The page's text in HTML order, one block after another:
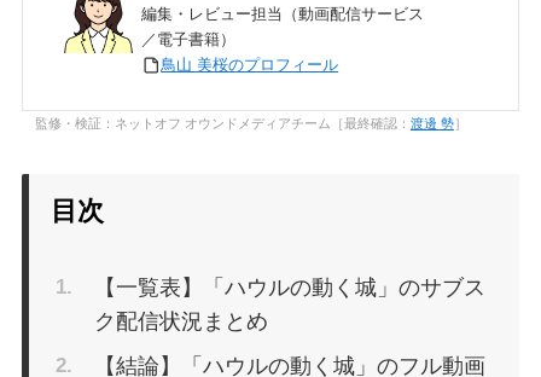
編集・レビュー担当（動画配信サービス
／電子書籍）
鳥山 美桜のプロフィール
監修・検証：ネットオフ オウンドメディアチーム［最終確認： 渡邊 勢］
目次
【一覧表】「ハウルの動く城」のサブス
ク配信状況まとめ
【結論】「ハウルの動く城」のフル動画